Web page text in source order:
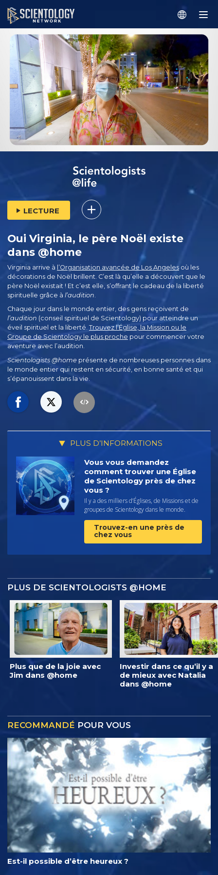
LECTURE
Oui Virginia, le père Noël existe
dans @home
Virginia arrive à l’Organisation avancée de Los Angeles où les
décorations de Noël brillent. C’est là qu’elle a découvert que le
père Noël existait ! Et c’est elle, s’offrant le cadeau de la liberté
spirituelle grâce à l’audition
Chaque jour dans le monde entier, des gens reçoivent de
l’audition (conseil spirituel de Scientology) pour atteindre un
éveil spirituel et la liberté. Trouvez l’Église, la Mission ou le
Groupe de Scientology le plus proche pour commencer votre
aventure avec l’audition.
Scientologists @home présente de nombreuses personnes dans
le monde entier qui restent en sécurité, en bonne santé et qui
s’épanouissent dans la vie.
PLUS D’INFORMATIONS
Vous vous demandez
comment trouver une Église
de Scientology près de chez
vous ?
Il y a des milliers d’Églises, de Missions et de
groupes de Scientology dans le monde.
Trouvez-en une près de
chez vous
PLUS DE SCIENTOLOGISTS @HOME
Plus que de la joie avec
Jim dans @home
Investir dans ce qu’il y a
de mieux avec Natalia
dans @home
RECOMMANDÉ POUR VOUS
Est-il possible d’être heureux ?